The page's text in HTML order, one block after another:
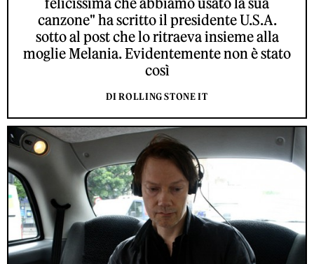
canzone" ha scritto il presidente U.S.A.
sotto al post che lo ritraeva insieme alla
moglie Melania. Evidentemente non è stato
così
DI ROLLING STONE IT